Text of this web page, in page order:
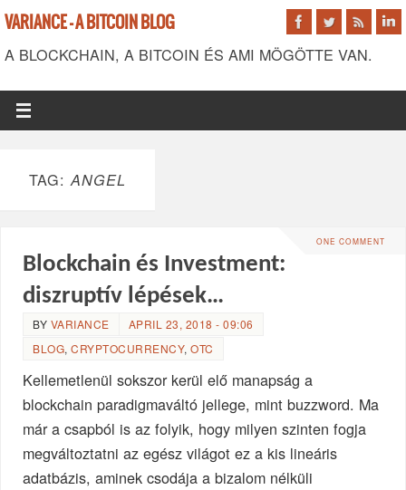
VARIANCE - A BITCOIN BLOG
A BLOCKCHAIN, A BITCOIN ÉS AMI MÖGÖTTE VAN.
TAG:ANGEL
ONE COMMENT
Blockchain és Investment:
diszruptív lépések…
BY VARIANCE
APRIL 23, 2018 - 09:06
BLOG,CRYPTOCURRENCY,OTC
Kellemetlenül sokszor kerül elő manapság a
blockchain paradigmaváltó jellege, mint buzzword. Ma
már a csapból is az folyik, hogy milyen szinten fogja
megváltoztatni az egész világot ez a kis lineáris
adatbázis, aminek csodája a bizalom nélküli